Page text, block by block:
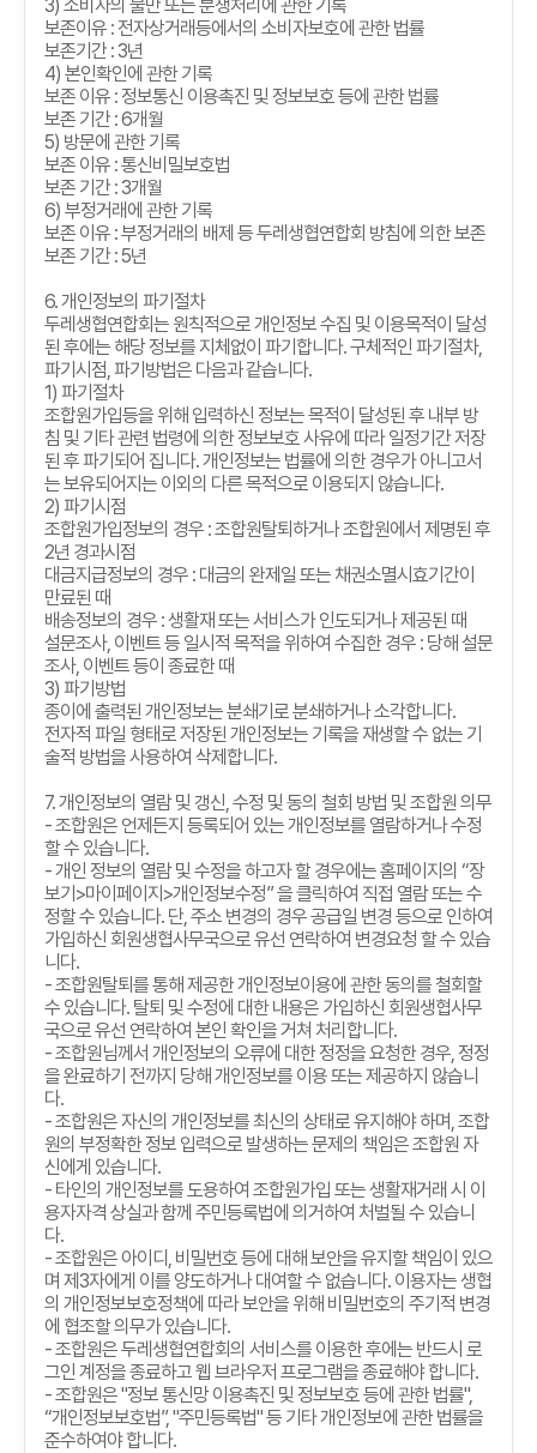
3) 소비자의 불만 또는 분쟁처리에 관한 기록
보존이유 : 전자상거래등에서의 소비자보호에 관한 법률
보존기간 : 3년
4) 본인확인에 관한 기록
보존 이유 : 정보통신 이용촉진 및 정보보호 등에 관한 법률
보존 기간 : 6개월
5) 방문에 관한 기록
보존 이유 :통신비밀보호법
보존 기간 : 3개월
6) 부정거래에 관한 기록
보존 이유 :부정거래의 배제 등 두레생협연합회 방침에 의한 보존
보존 기간 : 5년
6.개인정보의 파기절차
두레생협연합회는 원칙적으로 개인정보 수집 및 이용목적이 달성
된 후에는 해당 정보를 지체없이 파기합니다.구체적인 파기절차,
파기시점,파기방법은 다음과 같습니다.
1) 파기절차
조합원가입등을 위해 입력하신 정보는 목적이 달성된 후 내부 방
침 및 기타 관련 법령에 의한 정보보호 사유에 따라 일정기간 저장
된 후 파기되어 집니다.개인정보는 법률에 의한 경우가 아니고서
는 보유되어지는 이외의 다른 목적으로 이용되지 않습니다.
2) 파기시점
조합원가입정보의 경우 :조합원탈퇴하거나 조합원에서 제명된 후
2년 경과시점
대금지급정보의 경우 : 대금의 완제일 또는 채권소멸시효기간이
만료된 때
배송정보의 경우 :생활재 또는 서비스가 인도되거나 제공된 때
설문조사, 이벤트 등 일시적 목적을 위하여 수집한 경우 : 당해 설문
조사, 이벤트 등이 종료한 때
3) 파기방법
종이에 출력된 개인정보는 분쇄기로 분쇄하거나 소각합니다.
전자적 파일 형태로 저장된 개인정보는 기록을 재생할 수 없는 기
술적 방법을 사용하여 삭제합니다.
7.개인정보의 열람 및 갱신,수정 및 동의 철회 방법 및 조합원 의무
-조합원은 언제든지 등록되어 있는 개인정보를 열람하거나 수정
할 수 있습니다.
-개인 정보의 열람 및 수정을 하고자 할 경우에는 홈페이지의 “장
보기 >마이페이지 >개인정보수정”을 클릭하여 직접 열람 또는 수
정할 수 있습니다. 단,주소 변경의 경우 공급일 변경 등으로 인하여
가입하신 회원생협사무국으로 유선 연락하여 변경요청 할 수 있습
니다.
-조합원탈퇴를 통해 제공한 개인정보이용에 관한 동의를 철회할
수 있습니다. 탈퇴 및 수정에 대한 내용은 가입하신 회원생협사무
국으로 유선 연락하여 본인 확인을 거쳐 처리합니다.
-조합원님께서 개인정보의 오류에 대한 정정을 요청한 경우, 정정
을 완료하기 전까지 당해 개인정보를 이용 또는 제공하지 않습니
다.
-조합원은 자신의 개인정보를 최신의 상태로 유지해야 하며,조합
원의 부정확한 정보 입력으로 발생하는 문제의 책임은 조합원 자
신에게 있습니다.
- 타인의 개인정보를 도용하여 조합원가입 또는 생활재거래 시 이
용자자격 상실과 함께 주민등록법에 의거하여 처벌될 수 있습니
다.
-조합원은 아이디 , 비밀번호 등에 대해 보안을 유지할 책임이 있으
며 제3자에게 이를 양도하거나 대여할 수 없습니다. 이용자는 생협
의 개인정보보호정책에 따라 보안을 위해 비밀번호의 주기적 변경
에 협조할 의무가 있습니다.
-조합원은 두레생협연합회의 서비스를 이용한 후에는 반드시 로
그인 계정을 종료하고 웹 브라우저 프로그램을 종료해야 합니다.
-조합원은"정보 통신망 이용촉진 및 정보보호 등에 관한 법률",
“개인정보보호법”, "주민등록법"등 기타 개인정보에 관한 법률을
준수하여야 합니다.